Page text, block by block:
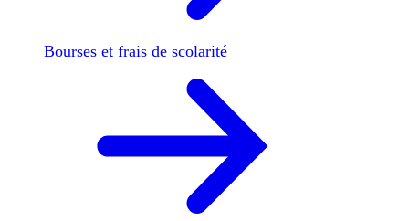
Bourses et frais de scolarité